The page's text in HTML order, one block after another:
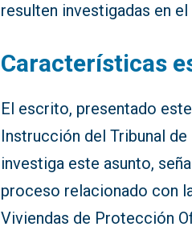
resulten investigadas en
Características
El escrito, presentado
Instrucción del Tribunal
investiga este asunto,
proceso relacionado con
Viviendas de Protección